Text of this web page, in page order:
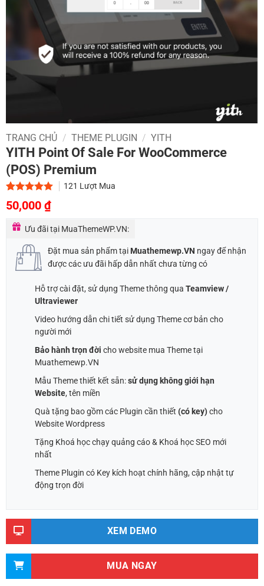
TRANG CHỦ / THEME PLUGIN / YITH
YITH Point Of Sale For WooCommerce
(POS) Premium
5.00 trên 5
dựa trên
1
121 Lượt Mua
Giá
gốc
là:
800,000 ₫.
50,000 ₫Giá
tại
là:
50,000 ₫.
Ưu đãi tại MuaThemeWP.VN:
Đặt mua sản phẩm tại Muathemewp.VN ngay để nhận
được các ưu đãi hấp dẫn nhất chưa từng có
Hỗ trợ cài đặt, sử dụng Theme thông qua Teamview /
Ultraviewer
Video hướng dẫn chi tiết sử dụng Theme cơ bản cho
người mới
Bảo hành trọn đời cho website mua Theme tại
Muathemewp.VN
Mẫu Theme thiết kết sẵn:sử dụng không giới hạn
Website, tên miền
Quà tặng bao gồm các Plugin cần thiết (có key)cho
Website Wordpress
Tặng Khoá học chạy quảng cáo & Khoá học SEO mới
nhất
Theme Plugin có Key kích hoạt chính hãng, cập nhật tự
động trọn đời
XEM DEMO
MUA NGAY